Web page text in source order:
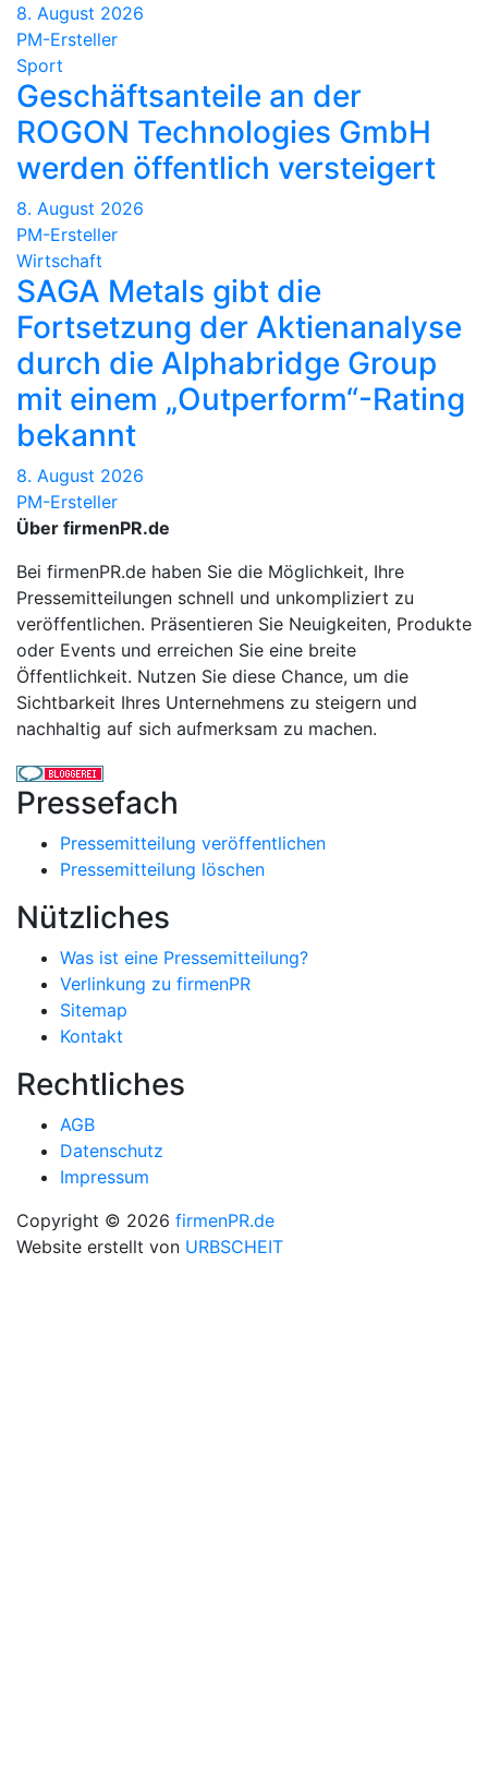
8. August 2026
PM-Ersteller
Sport
Geschäftsanteile an der
ROGON Technologies GmbH
werden öffentlich versteigert
8. August 2026
PM-Ersteller
Wirtschaft
SAGA Metals gibt die
Fortsetzung der Aktienanalyse
durch die Alphabridge Group
mit einem „Outperform“-Rating
bekannt
8. August 2026
PM-Ersteller
Über firmenPR.de
Bei firmenPR.de haben Sie die Möglichkeit, Ihre
Pressemitteilungen schnell und unkompliziert zu
veröffentlichen. Präsentieren Sie Neuigkeiten, Produkte
oder Events und erreichen Sie eine breite
Öffentlichkeit. Nutzen Sie diese Chance, um die
Sichtbarkeit Ihres Unternehmens zu steigern und
nachhaltig auf sich aufmerksam zu machen.
Pressefach
Pressemitteilung veröffentlichen
Pressemitteilung löschen
Nützliches
Was ist eine Pressemitteilung?
Verlinkung zu firmenPR
Sitemap
Kontakt
Rechtliches
AGB
Datenschutz
Impressum
Copyright © 2026 firmenPR.de
Website erstellt von URBSCHEIT